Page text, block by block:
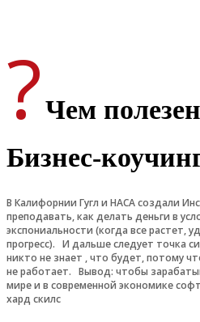
?Чем полезен
Бизнес-
В Калифорнии Гугл и НАСА создали
преподавать, как делать деньги в
экспониальности (когда все растет,
прогресс). И дальше следует точка
никто не знает , что будет, потому
не работает. Вывод: чтобы
мире и в современной экономике
хард скилс